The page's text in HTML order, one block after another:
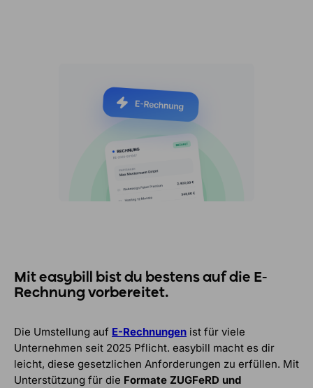
Mit easybill bist du bestens auf die E-
Rechnung vorbereitet.
Die Umstellung auf E-Rechnungen ist für viele
Unternehmen seit 2025 Pflicht. easybill macht es dir
leicht, diese gesetzlichen Anforderungen zu erfüllen. Mit
Unterstützung für die Formate ZUGFeRD und